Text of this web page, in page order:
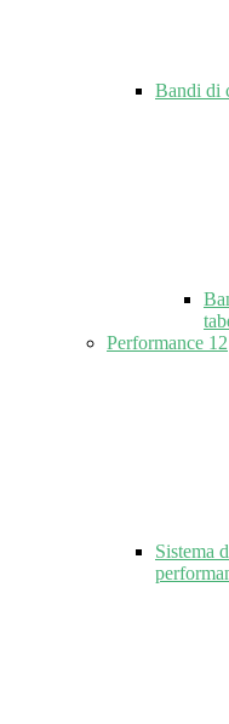
Bandi di
Performance 12
Sistema